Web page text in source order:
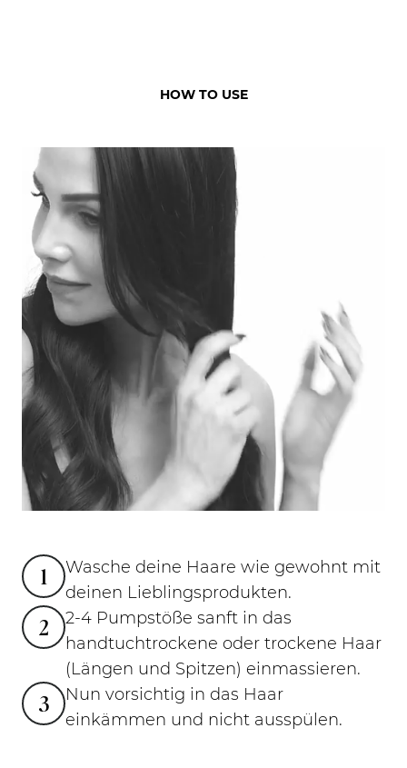
HOW TO USE
1
Wasche deine Haare wie gewohnt mit
deinen Lieblingsprodukten.
2
2-4 Pumpstöße sanft in das
handtuchtrockene oder trockene Haar
(Längen und Spitzen) einmassieren.
3
Nun vorsichtig in das Haar
einkämmen und nicht ausspülen.